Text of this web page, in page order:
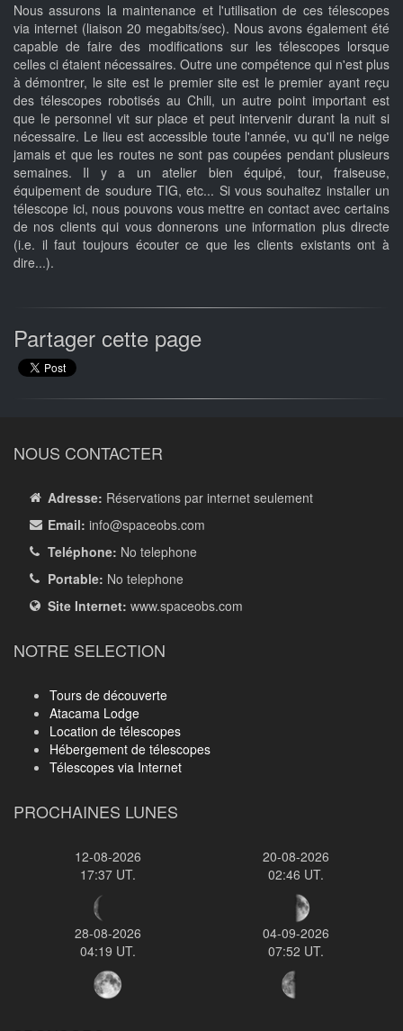
Nous assurons la maintenance et l'utilisation de ces télescopes
via internet (liaison 20 megabits/sec). Nous avons également été
capable de faire des modifications sur les télescopes lorsque
celles ci étaient nécessaires. Outre une compétence qui n'est plus
à démontrer, le site est le premier site est le premier ayant reçu
des télescopes robotisés au Chili, un autre point important est
que le personnel vit sur place et peut intervenir durant la nuit si
nécessaire. Le lieu est accessible toute l'année, vu qu'il ne neige
jamais et que les routes ne sont pas coupées pendant plusieurs
semaines. Il y a un atelier bien équipé, tour, fraiseuse,
équipement de soudure TIG, etc... Si vous souhaitez installer un
télescope ici, nous pouvons vous mettre en contact avec certains
de nos clients qui vous donnerons une information plus directe
(i.e. il faut toujours écouter ce que les clients existants ont à
dire...).
Partager cette page
NOUS CONTACTER
Adresse: Réservations par internet seulement
Email: info@spaceobs.com
Teléphone: No telephone
Portable: No telephone
Site Internet: www.spaceobs.com
NOTRE SELECTION
Tours de découverte
Atacama Lodge
Location de télescopes
Hébergement de télescopes
Télescopes via Internet
PROCHAINES LUNES
12-08-2026
17:37 UT.
20-08-2026
02:46 UT.
28-08-2026
04:19 UT.
04-09-2026
07:52 UT.